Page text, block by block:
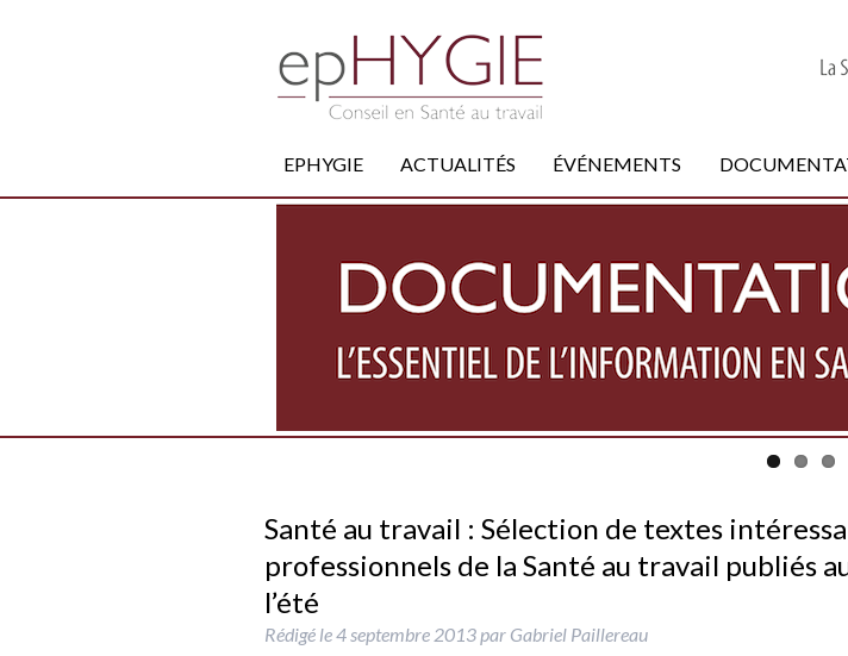
EPHYGIE ACTUALITÉS ÉVÉNEMENTS
Santé au travail : Sélection de textes
professionnels de la Santé au travail publiés
l’été
Rédigé le4 septembre 2013 par Gabriel Paillereau